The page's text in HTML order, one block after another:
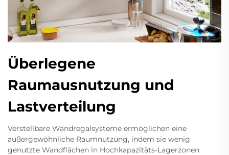
Überlegene
Raumausnutzung und
Lastverteilung
Verstellbare Wandregalsysteme ermöglichen eine
außergewöhnliche Raumnutzung, indem sie wenig
genutzte Wandflächen in Hochkapazitäts-Lagerzonen